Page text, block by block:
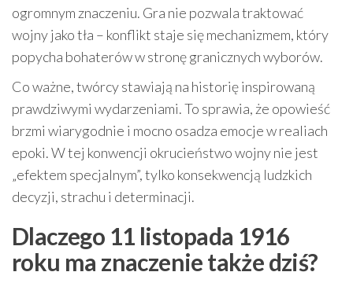
ogromnym znaczeniu. Gra nie pozwala traktować
wojny jako tła – konflikt staje się mechanizmem, który
popycha bohaterów w stronę granicznych wyborów.
Co ważne, twórcy stawiają na historię inspirowaną
prawdziwymi wydarzeniami. To sprawia, że opowieść
brzmi wiarygodnie i mocno osadza emocje w realiach
epoki. W tej konwencji okrucieństwo wojny nie jest
„efektem specjalnym”, tylko konsekwencją ludzkich
decyzji, strachu i determinacji.
Dlaczego 11 listopada 1916
roku ma znaczenie także dziś?